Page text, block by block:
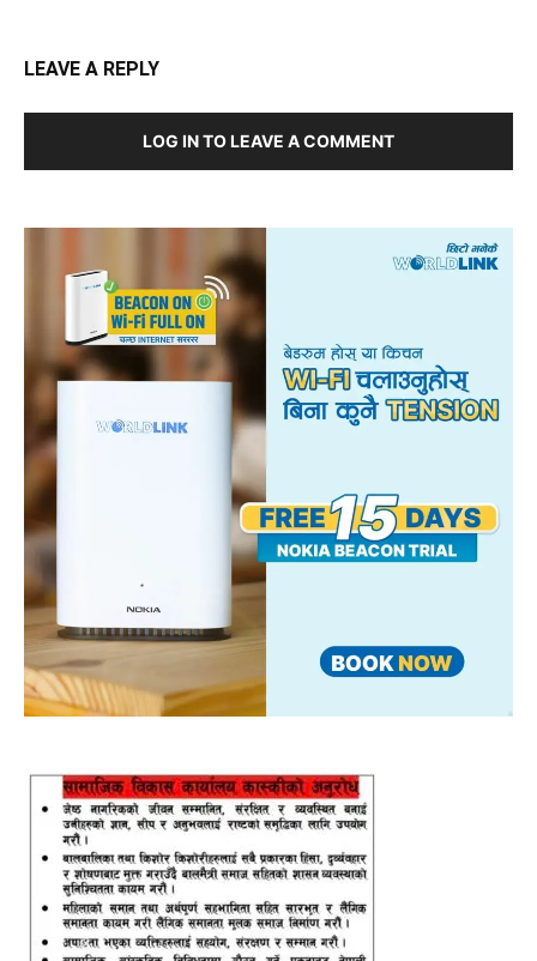
LEAVE A REPLY
LOG IN TO LEAVE A COMMENT